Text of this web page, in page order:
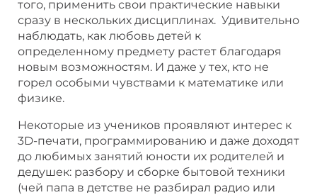
того, применить свои практические навыки
сразу в нескольких дисциплинах. Удивительно
наблюдать, как любовь детей к
определенному предмету растет благодаря
новым возможностям. И даже у тех, кто не
горел особыми чувствами к математике или
физике.
Некоторые из учеников проявляют интерес к
3D-печати, программированию и даже доходят
до любимых занятий юности их родителей и
дедушек: разбору и сборке бытовой техники
(чей папа в детстве не разбирал радио или